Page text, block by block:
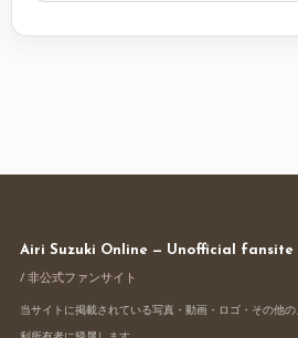
Airi Suzuki Online — Unofficial fansite
/ 非公式ファンサイト
当サイトに掲載されている写真・動画・ロゴ・その他